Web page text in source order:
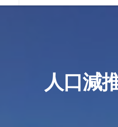
ータルサポート
デイサービスやりくり講座
人口減